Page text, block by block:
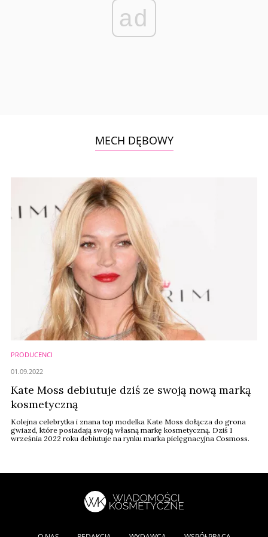
ad
MECH DĘBOWY
PRODUCENCI
Kate Moss debiutuje dziś ze swoją nową marką
kosmetyczną
Kolejna celebrytka i znana top modelka Kate Moss dołącza do grona
gwiazd, które posiadają swoją własną markę kosmetyczną. Dziś 1
września 2022 roku debiutuje na rynku marka pielęgnacyjna Cosmoss.
01.09.2022